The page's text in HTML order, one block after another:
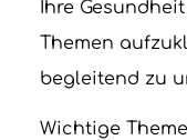
Ihre
Themen
begleitend zu
Wichtige